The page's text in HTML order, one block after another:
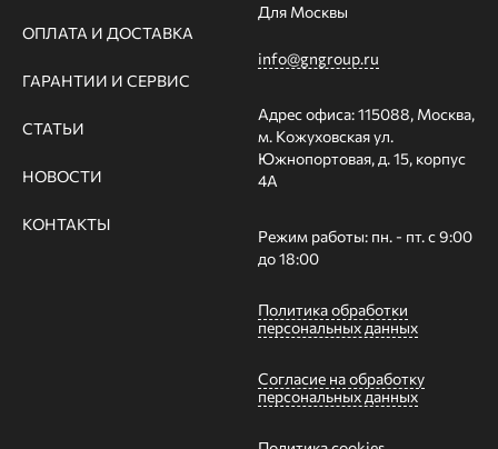
ОПЛАТА И ДОСТАВКА
ГАРАНТИИ И СЕРВИС
СТАТЬИ
НОВОСТИ
КОНТАКТЫ
Для Москвы
info@gngroup.ru
Адрес офиса: 115088, Москва,
м. Кожуховская ул.
Южнопортовая, д. 15, корпус
4А
Режим работы: пн. - пт. с 9:00
до 18:00
Политика обработки
персональных данных
Согласие на обработку
персональных данных